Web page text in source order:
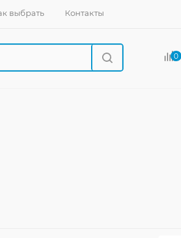
выбрать Контакты
0